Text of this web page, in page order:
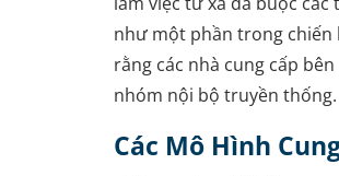
như một phần trong chiến
rằng các nhà cung cấp
nhóm nội bộ truyền thống.
Các Mô Hình